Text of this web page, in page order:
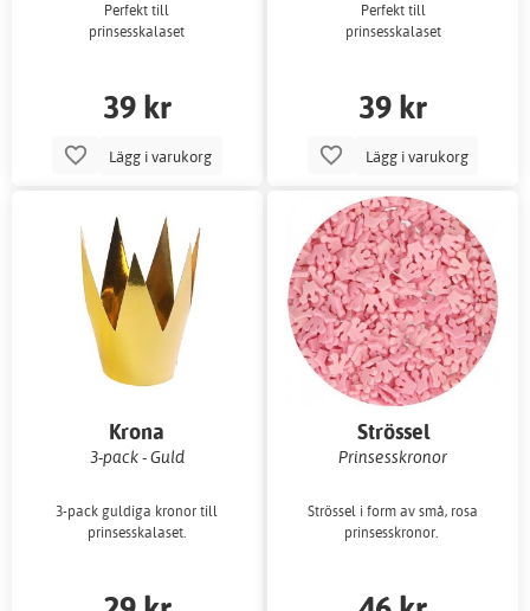
Perfekt till
prinsesskalaset
39 kr
Lägg i varukorg
Perfekt till
prinsesskalaset
39 kr
Lägg i varukorg
Krona
3-pack - Guld
3-pack guldiga kronor till
prinsesskalaset.
Strössel
Prinsesskronor
Strössel i form av små, rosa
prinsesskronor.